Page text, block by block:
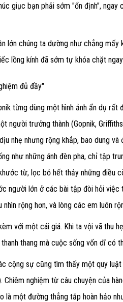
giục bạn phải sớm "ổn định",
lớn chúng ta dường như chẳng
lồng kính đã sớm tự khóa chặt
đủ đầy"
từng dùng một hình ảnh ẩn dụ
người trưởng thành (Gopnik,
nhẹ nhưng rộng khắp, bao dung
như những ánh đèn pha, chỉ tập
từ, lọc bỏ hết thảy những điều
người lớn ở các bài tập đòi hỏi việc
rộng hơn, và lòng các em luôn
với một cái giá. Khi ta vội vã thu
thang mà cuộc sống vốn dĩ có
cộng sự cũng tìm thấy một quy
nghiệm từ câu chuyện của
là một đường thẳng tắp hoàn hảo